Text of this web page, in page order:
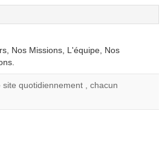
Nos Missions, L'équipe, Nos
quotidiennement , chacun